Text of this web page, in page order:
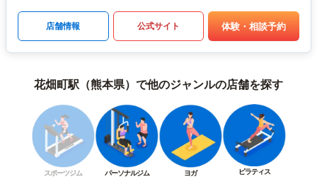
店舗情報 公式サイト 体験・相談予約
花畑町駅（熊本県）で他のジャンルの店舗を探す
スポーツジム パーソナルジム ヨガ ピラティス